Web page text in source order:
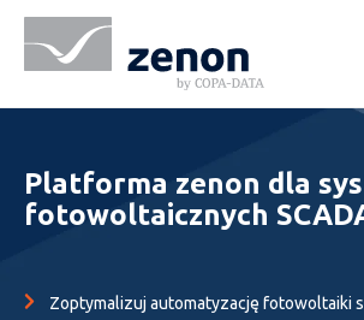
Platforma zenon dla
fotowoltaicznych
Zoptymalizuj automatyzację fotowoltaiki